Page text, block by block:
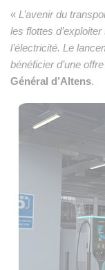
« L’avenir du
les flottes
l’électricité. Le
bénéficier d’une
Général d’Altens.